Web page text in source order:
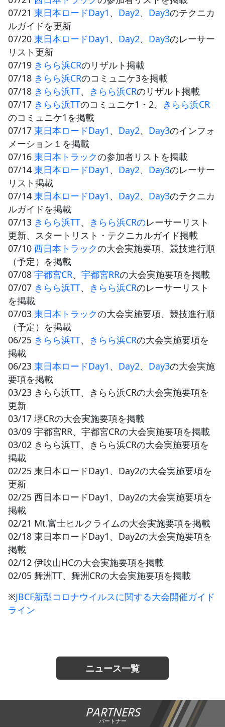
07/21 東日本ロードDay1 、 Day2、 Day3のテクニカ
ルガイドを更新
07/20 東日本ロードDay1 、 Day2、 Day3のレーサー
リスト更新
07/19 きらら浜CRのリザルト掲載
07/18 きらら浜CRのコミュニケ3を掲載
07/18 きらら浜TT、 きらら浜CRのリザルト掲載
07/17 きらら浜TTのコミュニケ1・2、 きらら浜CR
のコミュニケ1を掲載
07/17 東日本ロードDay1 、 Day2、 Day3のインフォ
メーション１を掲載
07/16 東日本トラックの参加者リストを掲載
07/14 東日本ロードDay1 、 Day2、 Day3のレーサー
リスト掲載
07/14 東日本ロードDay1 、 Day2、 Day3のテクニカ
ルガイドを掲載
07/13 きらら浜TT、 きらら浜CRのレーサーリスト
更新、スタートリスト・テクニカルガイド掲載
07/10 西日本トラックの大会実施要項、競技進行順
（予定）を掲載
07/08 宇都宮CR、 宇都宮RRの大会実施要項を掲載
07/07 きらら浜TT、 きらら浜CRのレーサーリスト
を掲載
07/03 東日本トラックの大会実施要項、競技進行順
（予定）を掲載
06/25 きらら浜TT、 きらら浜CRの大会実施要項を
掲載
06/23 東日本ロードDay1 、 Day2、 Day3の大会実施
要項を掲載
03/23 きらら浜TT、きらら浜CRの大会実施要項を
更新
03/17 堺CRの大会実施要項を掲載
03/09 宇都宮RR、宇都宮CRの大会実施要項を掲載
03/02 きらら浜TT、きらら浜CRの大会実施要項を
掲載
02/25 東日本ロードDay1、Day2の大会実施要項を
更新
02/25 西日本ロードDay1、Day2の大会実施要項を
掲載
02/21 Mt.富士ヒルクライムの大会実施要項を掲載
02/18 東日本ロードDay1、Day2の大会実施要項を
掲載
02/12 伊吹山HCの大会実施要項を掲載
02/05 舞洲TT、舞洲CRの大会実施要項を掲載
※JBCF新型コロナウイルスに関する大会開催ガイド
ライン
ニュース一覧
PARTNERS
パートナー